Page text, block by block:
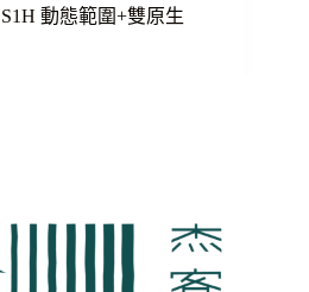
動態範圍+雙原生